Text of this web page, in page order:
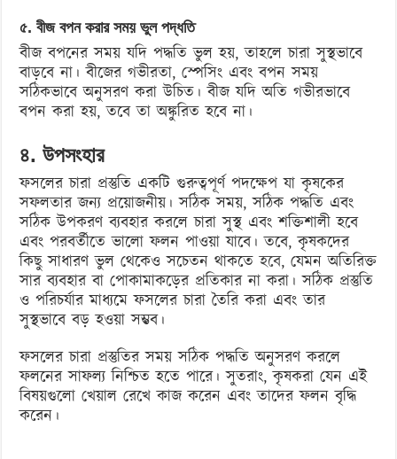
৫. বীজ বপন করার সময় ভুল পদ্ধতি
বীজ বপনের সময় যদি পদ্ধতি ভুল হয়, তাহলে চারা সুস্থভাবে
বাড়বে না। বীজের গভীরতা, স্পেসিং এবং বপন সময়
সঠিকভাবে অনুসরণ করা উচিত। বীজ যদি অতি গভীরভাবে
বপন করা হয়, তবে তা অঙ্কুরিত হবে না।
৪. উপসংহার
ফসলের চারা প্রস্তুতি একটি গুরুত্বপূর্ণ পদক্ষেপ যা কৃষকের
সফলতার জন্য প্রয়োজনীয়। সঠিক সময়, সঠিক পদ্ধতি এবং
সঠিক উপকরণ ব্যবহার করলে চারা সুস্থ এবং শক্তিশালী হবে
এবং পরবর্তীতে ভালো ফলন পাওয়া যাবে। তবে, কৃষকদের
কিছু সাধারণ ভুল থেকেও সচেতন থাকতেহবে, যেমন অতিরিক্ত
সার ব্যবহার বা পোকামাকড়ের প্রতিকার না করা। সঠিক প্রস্তুতি
ও পরিচর্যার মাধ্যমে ফসলের চারা তৈরি করা এবং তার
সুস্থভাবে বড় হওয়া সম্ভব।
ফসলের চারা প্রস্তুতির সময় সঠিক পদ্ধতি অনুসরণ করলে
ফলনের সাফল্য নিশ্চিত হতে পারে। সুতরাং, কৃষকরা যেন এই
বিষয়গুলো খেয়াল রেখে কাজ করেন এবং তাদের ফলন বৃদ্ধি
করেন।